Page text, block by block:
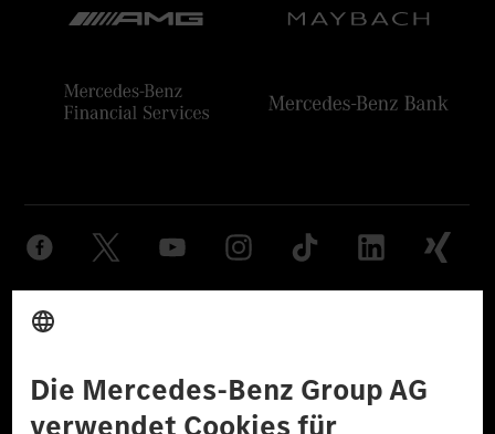
© 2026 Mercedes-Benz Group AG. Alle Rechte vorbehalten.